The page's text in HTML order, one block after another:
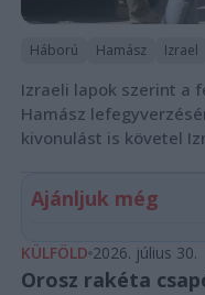
Háború Hamász Izrael
Izraeli lapok szerint a
Hamász
kivonulást is követel
Ajánljuk még
KÜLFÖLD 2026. július 30.
Orosz rakéta